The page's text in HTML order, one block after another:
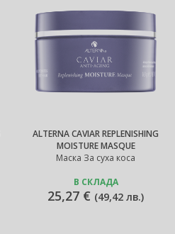
ALTERNA CAVIAR REPLENISHING
MOISTURE MASQUE
Маска За суха коса
В СКЛАДА
25,27 € (49,42 лв.)